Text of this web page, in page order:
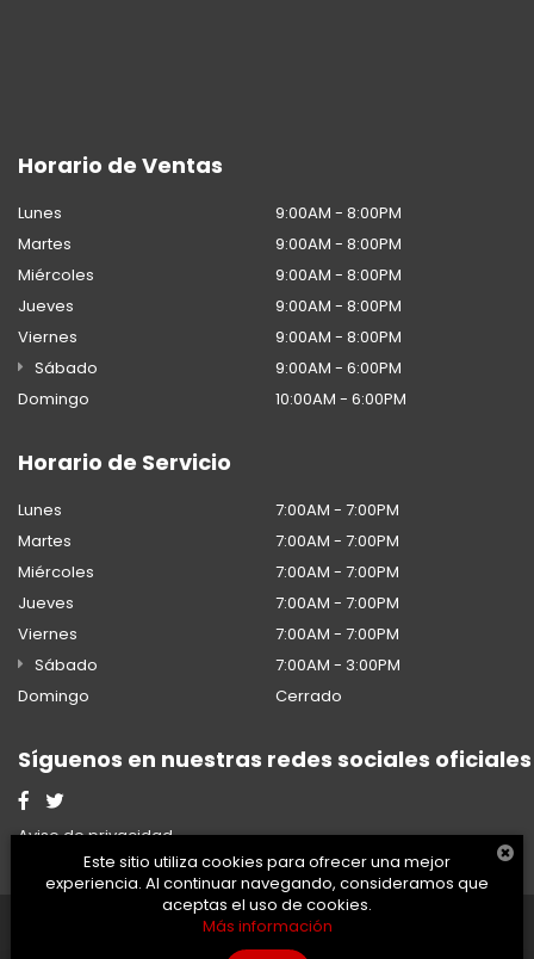
Horario de Ventas
Lunes
9:00AM - 8:00PM
Martes
9:00AM - 8:00PM
Miércoles
9:00AM - 8:00PM
Jueves
9:00AM - 8:00PM
Viernes
9:00AM - 8:00PM
Sábado
9:00AM - 6:00PM
Domingo
10:00AM - 6:00PM
Horario de Servicio
Lunes
7:00AM - 7:00PM
Martes
7:00AM - 7:00PM
Miércoles
7:00AM - 7:00PM
Jueves
7:00AM - 7:00PM
Viernes
7:00AM - 7:00PM
Sábado
7:00AM - 3:00PM
Domingo
Cerrado
Síguenos en nuestras redes sociales oficiales
Aviso de privacidad
2026 © Honda - Todos los
Desarrollado por
Este sitio utiliza cookies para ofrecer una mejor
experiencia. Al continuar navegando, consideramos que
aceptas el uso de cookies.
Más información